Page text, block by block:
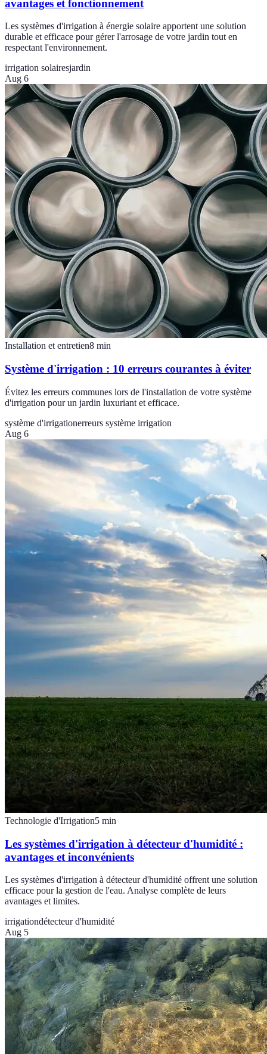
avantages et fonctionnement
Les systèmes d'irrigation à énergie solaire apportent une solution
durable et efficace pour gérer l'arrosage de votre jardin tout en
respectant l'environnement.
irrigation solairesjardin
Aug 6
Installation et entretien8 min
Système d'irrigation : 10 erreurs courantes à éviter
Évitez les erreurs communes lors de l'installation de votre système
d'irrigation pour un jardin luxuriant et efficace.
système d'irrigationerreurs système irrigation
Aug 6
Technologie d'Irrigation5 min
Les systèmes d'irrigation à détecteur d'humidité :
avantages et inconvénients
Les systèmes d'irrigation à détecteur d'humidité offrent une solution
efficace pour la gestion de l'eau. Analyse complète de leurs
avantages et limites.
irrigationdétecteur d'humidité
Aug 5